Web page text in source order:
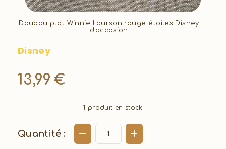
Doudou plat Winnie l'ourson rouge étoiles Disney
d'occasion
Disney
13,99 €
1 produit en stock
Quantité :